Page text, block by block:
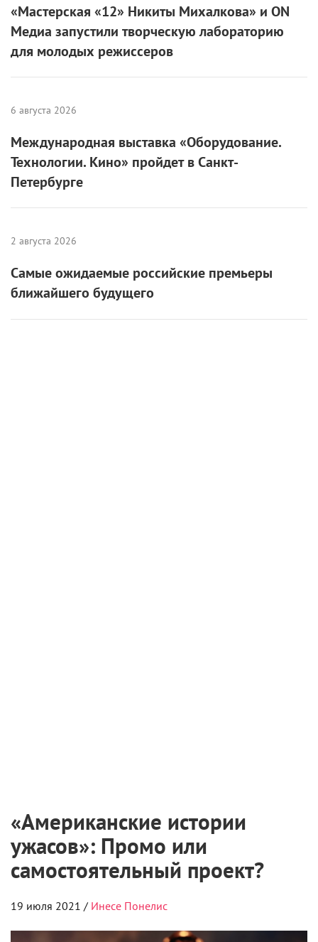
«Мастерская «12» Никиты Михалкова» и ON
Медиа запустили творческую лабораторию
для молодых режиссеров
6 августа 2026
Международная выставка «Оборудование.
Технологии. Кино» пройдет в Санкт-
Петербурге
2 августа 2026
Самые ожидаемые российские премьеры
ближайшего будущего
«Американские истории
ужасов»: Промо или
самостоятельный проект?
19 июля 2021 / Инесе Понелис